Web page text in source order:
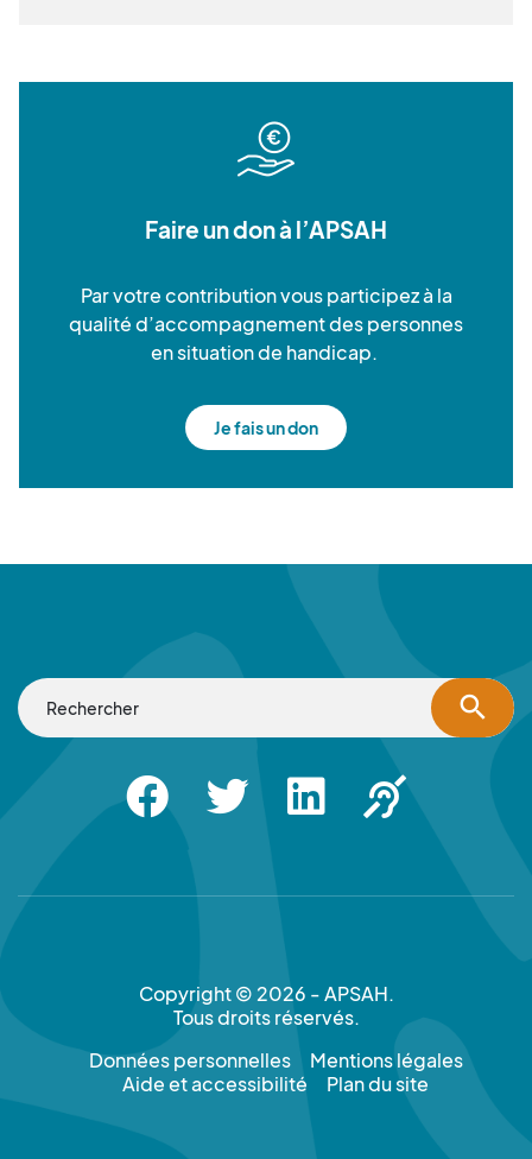
Faire un don à l’APSAH
Par votre contribution vous participez à la
qualité d’accompagnement des personnes
en situation de handicap.
Je fais un don
search
FacebookTwitter LinkedinApsah Sourd
Copyright © 2026 - APSAH.
Tous droits réservés.
Données personnelles
Mentions légales
Aide et accessibilité
Plan du site